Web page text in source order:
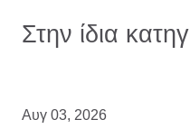
Στην ίδια
Αυγ 03, 2026